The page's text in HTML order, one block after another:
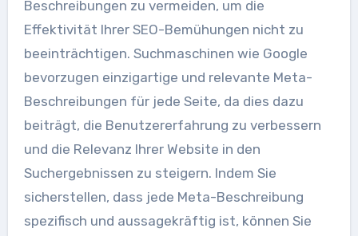
Beschreibungen zu vermeiden, um die
Effektivität Ihrer SEO-Bemühungen nicht zu
beeinträchtigen. Suchmaschinen wie Google
bevorzugen einzigartige und relevante Meta-
Beschreibungen für jede Seite, da dies dazu
beiträgt, die Benutzererfahrung zu verbessern
und die Relevanz Ihrer Website in den
Suchergebnissen zu steigern. Indem Sie
sicherstellen, dass jede Meta-Beschreibung
spezifisch und aussagekräftig ist, können Sie